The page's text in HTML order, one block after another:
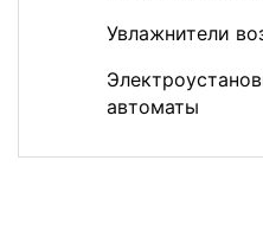
Увлажнители
автоматы